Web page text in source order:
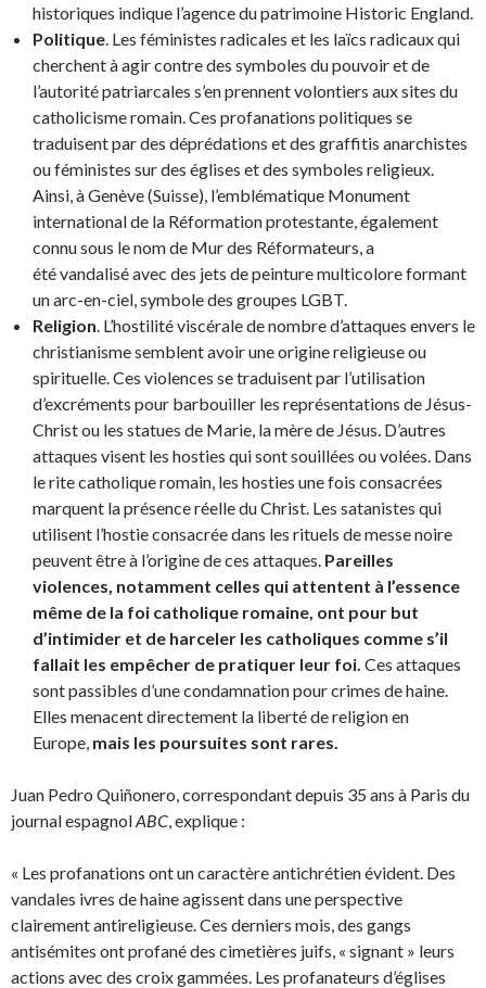
historiques indique l’agence du patrimoine Historic England.
Politique. Les féministes radicales et les laïcs radicaux qui
cherchent à agir contre des symboles du pouvoir et de
l’autorité patriarcales s’en prennent volontiers aux sites du
catholicisme romain. Ces profanations politiques se
traduisent par des déprédations et des graffitis anarchistes
ou féministes sur des églises et des symboles religieux.
Ainsi, à Genève (Suisse), l’emblématique Monument
international de la Réformation protestante, également
connu sous le nom de Mur des Réformateurs, a
été vandalisé avec des jets de peinture multicolore formant
un arc-en-ciel, symbole des groupes LGBT.
Religion. L’hostilité viscérale de nombre d’attaques envers le
christianisme semblent avoir une origine religieuse ou
spirituelle. Ces violences se traduisent par l’utilisation
d’excréments pour barbouiller les représentations de Jésus-
Christ ou les statues de Marie, la mère de Jésus. D’autres
attaques visent les hosties qui sont souillées ou volées. Dans
le rite catholique romain, les hosties une fois consacrées
marquent la présence réelle du Christ. Les satanistes qui
utilisent l’hostie consacrée dans les rituels de messe noire
peuvent être à l’origine de ces attaques. Pareilles
violences, notamment celles qui attentent à l’essence
même de la foi catholique romaine, ont pour but
d’intimider et de harceler les catholiques comme s’il
fallait les empêcher de pratiquer leur foi. Ces attaques
sont passibles d’une condamnation pour crimes de haine.
Elles menacent directement la liberté de religion en
Europe, mais les poursuites sont rares.
Juan Pedro Quiñonero, correspondant depuis 35 ans à Paris du
journal espagnolABC, explique :
« Les profanations ont un caractère antichrétien évident. Des
vandales ivres de haine agissent dans une perspective
clairement antireligieuse. Ces derniers mois, des gangs
antisémites ont profané des cimetières juifs, « signant » leurs
actions avec des croix gammées. Les profanateurs d’églises